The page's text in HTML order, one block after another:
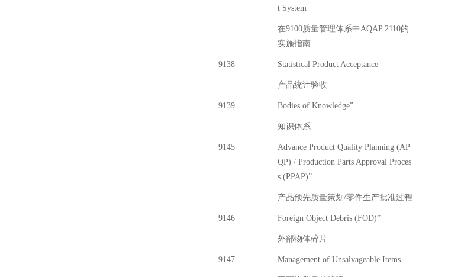
t System
在9100质量管理体系中AQAP 2110的
实施指南
9138 Statistical Product Acceptance
产品统计验收
9139 Bodies of Knowledge”
知识体系
9145
Advance Product Quality Planning (AP
QP) / Production Parts Approval Proces
s (PPAP)”
产品预先质量策划/零件生产批准过程
9146 Foreign Object Debris (FOD)”
外部物体碎片
9147 Management of Unsalvageable Items